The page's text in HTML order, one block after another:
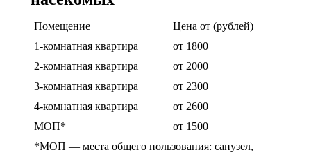
Помещение
Цена от (рублей)
1-комнатная квартира
от 1800
2-комнатная квартира
от 2000
3-комнатная квартира
от 2300
4-комнатная квартира
от 2600
МОП*
от 1500
*МОП — места общего пользования: санузел,